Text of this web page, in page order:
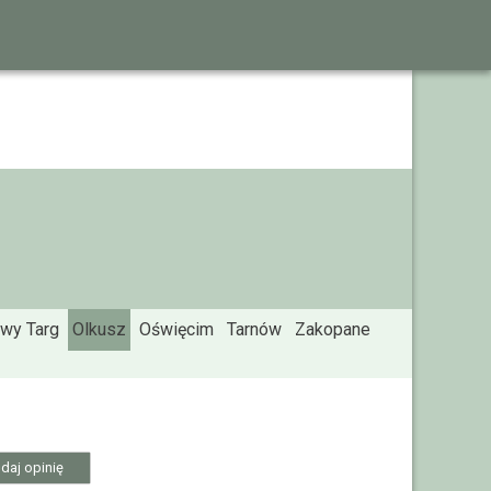
Targ Olkusz Oświęcim Tarnów Zakopane
opinię